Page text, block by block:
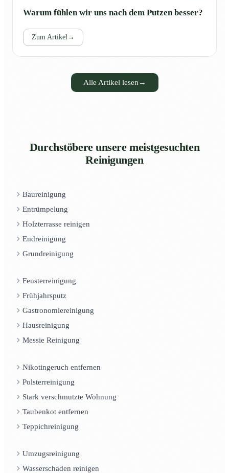
Warum fühlen wir uns nach dem Putzen besser?
Zum Artikel →
Alle Artikel lesen →
Durchstöbere unsere meistgesuchten
Reinigungen
Baureinigung
Entrümpelung
Holzterrasse reinigen
Endreinigung
Grundreinigung
Fensterreinigung
Frühjahrsputz
Gastronomiereinigung
Hausreinigung
Messie Reinigung
Nikotingeruch entfernen
Polsterreinigung
Stark verschmutzte Wohnung
Taubenkot entfernen
Teppichreinigung
Umzugsreinigung
Wasserschaden reinigen